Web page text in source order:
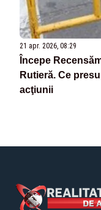
21 apr. 2026, 08:29
Începe
Rutieră. Ce
acţiunii